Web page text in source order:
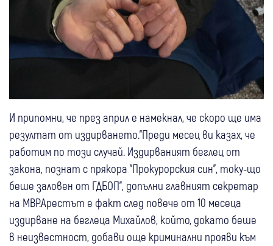
И припомни, че през април е намекнал, че скоро ще има
резултат от издирването."Преди месец ви казах, че
работим по този случай. Издирваният беглец от
закона, познат с прякора "Прокурорския син", току-що
беше заловен от ГДБОП", допълни главният секретар
на МВР.Арестът е факт след повече от 10 месеца
издирване на беглеца Михайлов, който, докато беше
в неизвестност, добави още криминални прояви към